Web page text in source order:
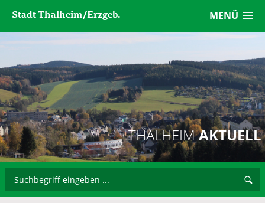
MENÜ
Stadt Thalheim/Erzgeb.
THALHEIMAKTUELL